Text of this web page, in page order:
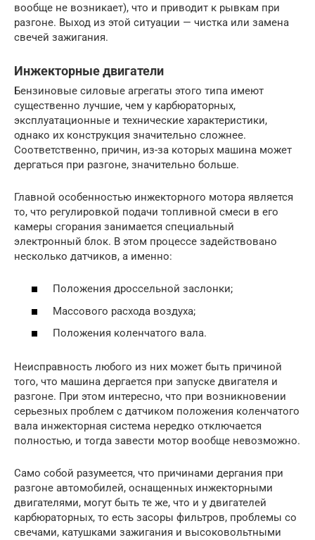
вообще не возникает), что и приводит к рывкам при
разгоне. Выход из этой ситуации — чистка или замена
свечей зажигания.
Инжекторные двигатели
Бензиновые силовые агрегаты этого типа имеют
существенно лучшие, чем у карбюраторных,
эксплуатационные и технические характеристики,
однако их конструкция значительно сложнее.
Соответственно, причин, из-за которых машина может
дергаться при разгоне, значительно больше.
Главной особенностью инжекторного мотора является
то, что регулировкой подачи топливной смеси в его
камеры сгорания занимается специальный
электронный блок. В этом процессе задействовано
несколько датчиков, а именно:
Положения дроссельной заслонки;
Массового расхода воздуха;
Положения коленчатого вала.
Неисправность любого из них может быть причиной
того, что машина дергается при запуске двигателя и
разгоне. При этом интересно, что при возникновении
серьезных проблем с датчиком положения коленчатого
вала инжекторная система нередко отключается
полностью, и тогда завести мотор вообще невозможно.
Само собой разумеется, что причинами дергания при
разгоне автомобилей, оснащенных инжекторными
двигателями, могут быть те же, что и у двигателей
карбюраторных, то есть засоры фильтров, проблемы со
свечами, катушками зажигания и высоковольтными